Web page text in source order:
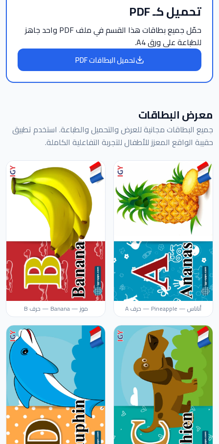
تحميل كـ PDF
حمّل جميع بطاقات هذا القسم في ملف PDF واحد جاهز
للطباعة على ورق A4.
تحميل البطاقات PDF
معرض البطاقات
جميع البطاقات مجانية للعرض والتحميل والطباعة. استخدم تطبيق
حقيبة الواقع المعزز للأطفال للتجربة التفاعلية الكاملة.
أناناس — Pineapple — حرف A موز — Banana — حرف B